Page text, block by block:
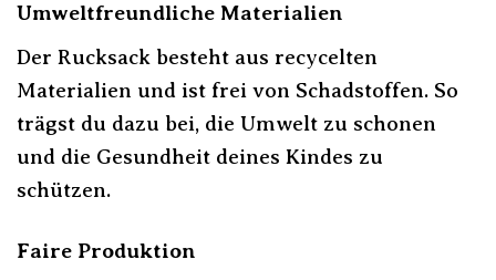
Umweltfreundliche Materialien
Der Rucksack besteht aus recycelten
Materialien und ist frei von Schadstoffen. So
trägst du dazu bei, die Umwelt zu schonen
und die Gesundheit deines Kindes zu
schützen.
Faire Produktion